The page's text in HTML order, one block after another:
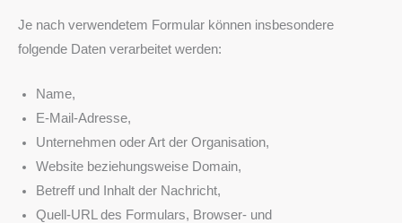
Je nach verwendetem Formular können insbesondere
folgende Daten verarbeitet werden:
Name,
E-Mail-Adresse,
Unternehmen oder Art der Organisation,
Website beziehungsweise Domain,
Betreff und Inhalt der Nachricht,
Quell-URL des Formulars, Browser- und